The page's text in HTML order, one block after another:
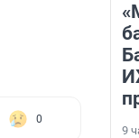
0
9